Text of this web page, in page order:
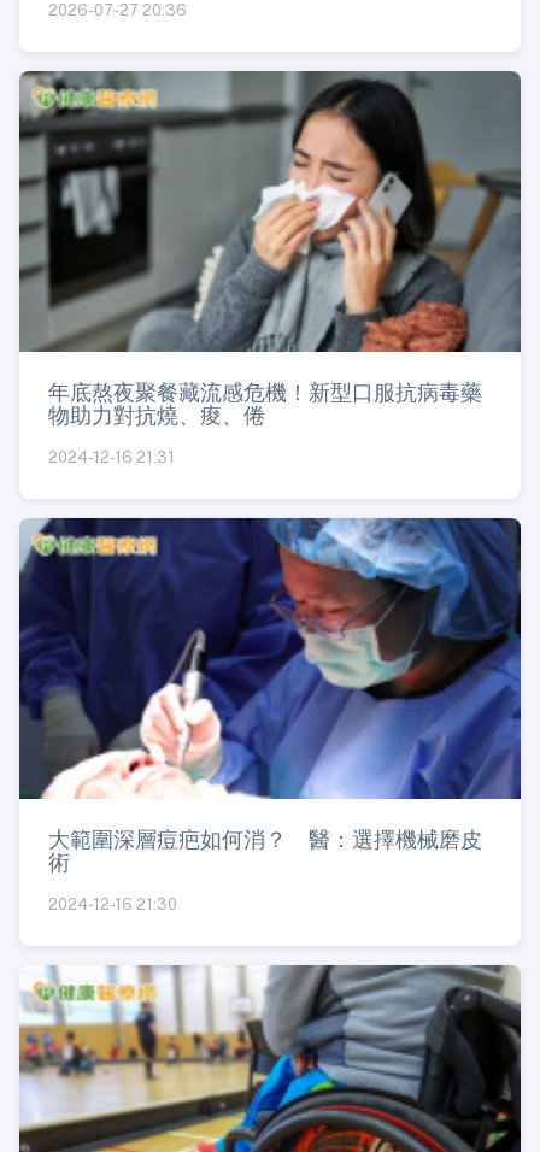
2026-07-27 20:36
年底熬夜聚餐藏流感危機！新型口服抗病毒藥
物助力對抗燒、痠、倦
2024-12-16 21:31
大範圍深層痘疤如何消？ 醫：選擇機械磨皮
術
2024-12-16 21:30